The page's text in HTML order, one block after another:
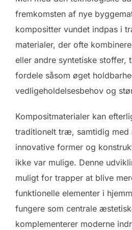
fremkomsten af nye
kompositter vundet indpas i
materialer, der ofte
eller andre syntetiske
fordele såsom øget
vedligeholdelsesbehov og
Kompositmaterialer kan
traditionelt træ, samtidig med
innovative former og
ikke var mulige. Denne
muligt for trapper at blive
funktionelle elementer i
fungere som centrale
komplementerer moderne